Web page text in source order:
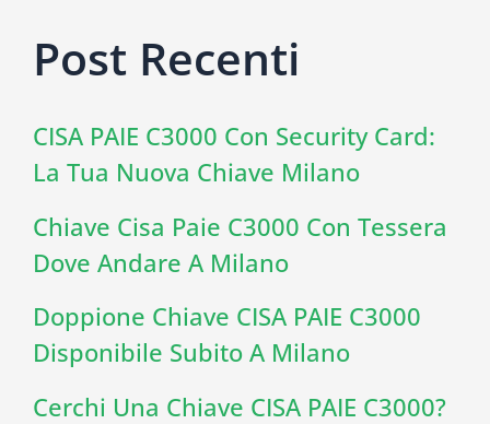
Post Recenti
CISA PAIE C3000 Con Security Card:
La Tua Nuova Chiave Milano
Chiave Cisa Paie C3000 Con Tessera
Dove Andare A Milano
Doppione Chiave CISA PAIE C3000
Disponibile Subito A Milano
Cerchi Una Chiave CISA PAIE C3000?